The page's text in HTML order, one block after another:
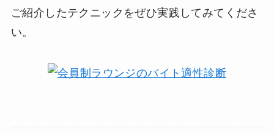
ご紹介したテクニックをぜひ実践してみてくださ
い。